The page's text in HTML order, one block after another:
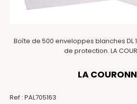
Boîte de 500 enveloppes blanches DL
de protection. LA
LA
Ref : PAL705163